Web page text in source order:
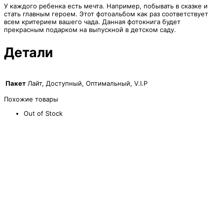
У каждого ребенка есть мечта. Например, побывать в сказке и
стать главным героем. Этот фотоальбом как раз соответствует
всем критерием вашего чада. Данная фотокнига будет
прекрасным подарком на выпускной в детском саду.
Детали
Пакет Лайт, Доступный, Оптимальный, V.I.P
Похожие товары
Out of Stock